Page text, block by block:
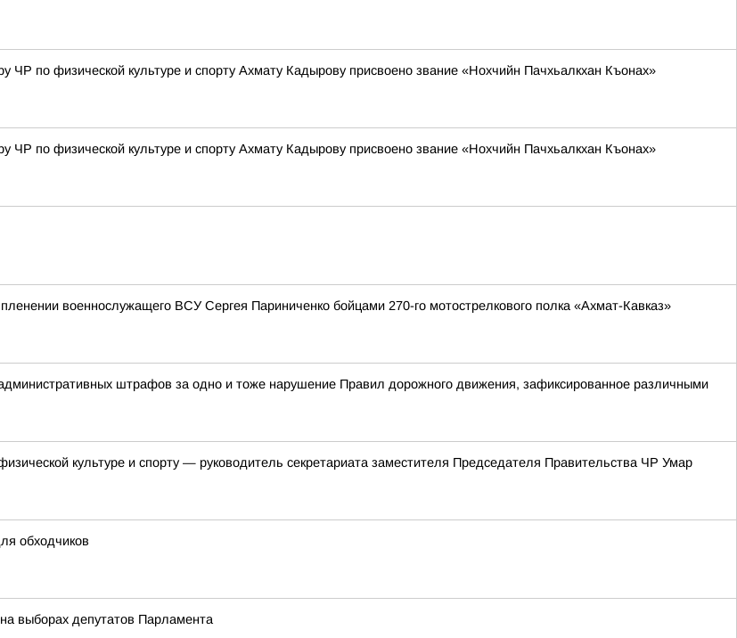
по физической культуре и спорту Ахмату Кадырову присвоено звание «Нохчийн Пачхьалкхан Къонах»
по физической культуре и спорту Ахмату Кадырову присвоено звание «Нохчийн Пачхьалкхан Къонах»
военнослужащего ВСУ Сергея Париниченко бойцами 270-го мотострелкового полка «Ахмат-Кавказ»
штрафов за одно и тоже нарушение Правил дорожного движения, зафиксированное различными
культуре и спорту — руководитель секретариата заместителя Председателя Правительства ЧР Умар
обходчиков
выборах депутатов Парламента